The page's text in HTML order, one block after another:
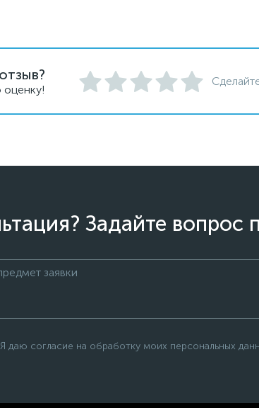
оценку!
Задайте вопрос
Я даю согласие на обработку моих персональных